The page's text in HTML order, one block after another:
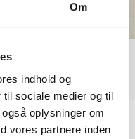
Om
indhold og
sociale medier og til
oplysninger om
vores partnere inden